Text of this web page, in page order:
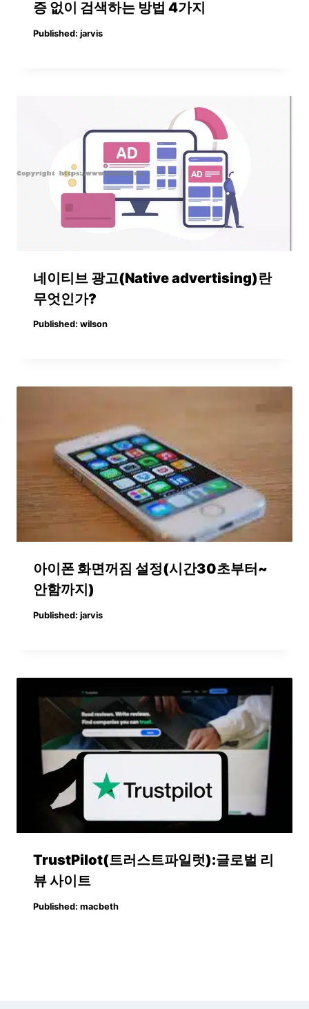
증 없이 검색하는 방법 4가지
Published: jarvis
네이티브 광고(Native advertising)란
무엇인가?
Published: wilson
아이폰 화면꺼짐 설정(시간30초부터~
안함까지)
Published: jarvis
TrustPilot(트러스트파일럿):글로벌 리
뷰 사이트
Published: macbeth